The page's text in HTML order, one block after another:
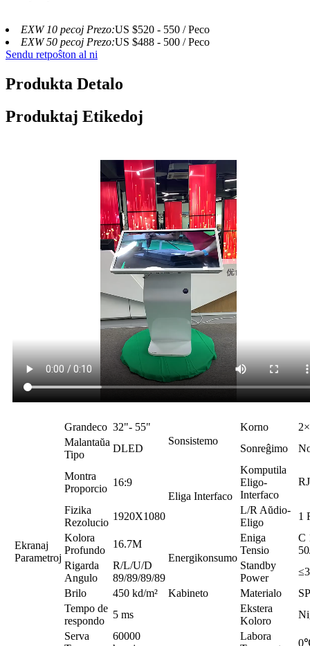
EXW 10 pecoj Prezo:US $520 - 550 / Peco
EXW 50 pecoj Prezo:US $488 - 500 / Peco
Sendu retpoŝton al ni
Produkta Detalo
Produktaj Etikedoj
Ekranaj
Parametroj
Grandeco 32"- 55"
Sonsistemo
Korno
Malantaŭa
Tipo
DLED Sonreĝimo
Montra
Proporcio
16:9
Eliga Interfaco
Komputila
Eligo-
Interfaco
Fizika
Rezolucio
1920X1080
L/R Aŭdio-
Eligo
1
Kolora
Profundo
16.7M
Energikonsumo
Eniga
Tensio
C
Rigarda
Angulo
R/L/U/D
89/89/89/89
Standby
Power
Brilo
450 kd/m² Kabineto Materialo
Tempo de
respondo
5 ms
Ekstera
Koloro
Serva
60000
Labora